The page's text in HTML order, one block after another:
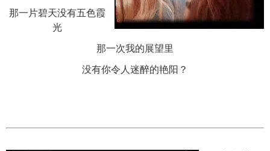
那一片碧天没有五色霞
光
那一次我的展望里
没有你令人迷醉的艳阳？